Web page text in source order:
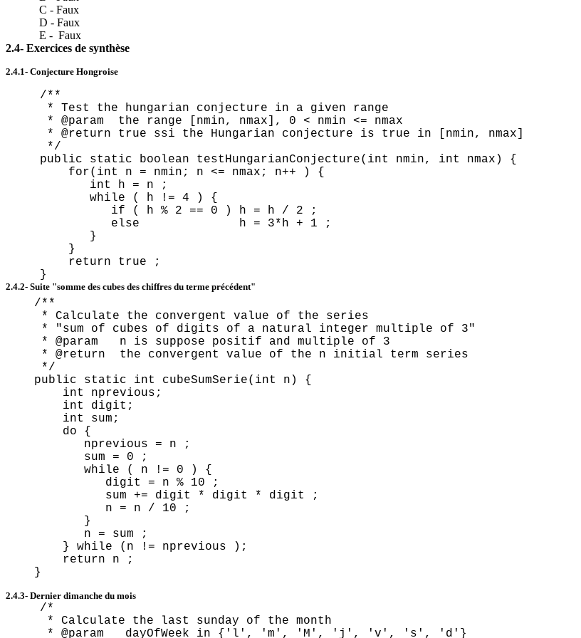
C - Faux
D - Faux
E - Faux
2.4- Exercices de synthèse
2.4.1- Conjecture Hongroise
/**
* Test the hungarian conjecture in a given range
* @param the range [ nmin, nmax ], 0 < nmin <= nmax
* @return true ssi the Hungarian conjecture is true in [ nmin, nmax ]
*/
public static boolean testHungarianConjecture( int nmin, int nmax ) {
for( int n = nmin ; n <= nmax ; n++ ) {
int
h = n ;
while ( h != 4 ) {
if ( h % 2 == 0 ) h = h / 2 ;
else h = 3*h + 1 ;
}
}
return true ;
}
2.4.2- Suite "somme des cubes des chiffres du terme précédent"
/**
* Calculate the convergent value of the series
* "sum of cubes of digits of a natural integer multiple of 3"
* @param n is suppose positif and multiple of 3
* @return the convergent value of the n initial term series
*/
public static int cubeSumSerie( int
n) {
int
nprevious ;
int
digit;
int
sum;
do {
nprevious = n ;
sum = 0 ;
while ( n != 0 ) {
digit = n % 10 ;
sum += digit * digit * digit ;
n = n / 10 ;
}
n = sum ;
} while (n != nprevious );
return n ;
}
2.4.3- Dernier dimanche du mois
/*
* Calculate the last sunday of the month
* @param dayOfWeek in {'l', 'm', 'M', 'j', 'v', 's', 'd'}